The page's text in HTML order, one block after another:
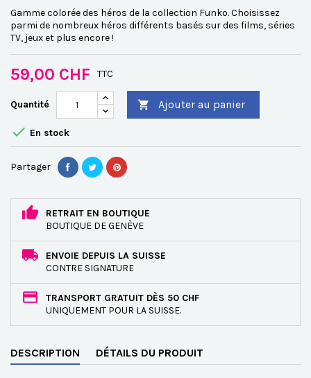
Gamme colorée des héros de la collection Funko. Choisissez
parmi de nombreux héros différents basés sur des films, séries
TV, jeux et plus encore !
59,00 CHF TTC
Quantité  Ajouter au panier
 En stock
Partager
RETRAIT EN BOUTIQUE
BOUTIQUE DE GENÈVE
ENVOIE DEPUIS LA SUISSE
CONTRE SIGNATURE
TRANSPORT GRATUIT DÈS 50 CHF
UNIQUEMENT POUR LA SUISSE.
DESCRIPTION DÉTAILS DU PRODUIT